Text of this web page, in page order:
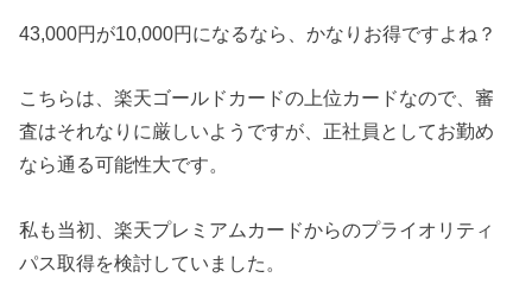
43,000円が10,000円になるなら、かなりお得ですよね？
こちらは、楽天ゴールドカードの上位カードなので、審
査はそれなりに厳しいようですが、正社員としてお勤め
なら通る可能性大です。
私も当初、楽天プレミアムカードからのプライオリティ
パス取得を検討していました。